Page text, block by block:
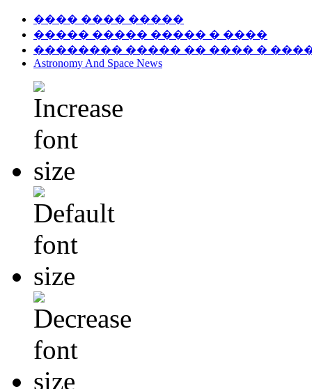
���� ���� �����
����� ����� ����� � ����
�������� ����� �� ���� �
Astronomy And Space News